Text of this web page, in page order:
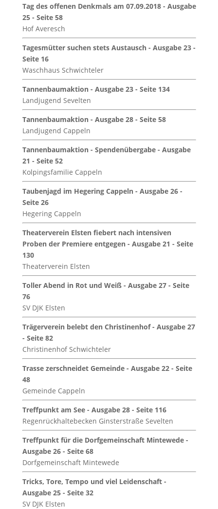
Tag des offenen Denkmals am 07.09.2018 - Ausgabe
25 - Seite 58
Hof Averesch
Tagesmütter suchen stets Austausch - Ausgabe 23 -
Seite 16
Waschhaus Schwichteler
Tannenbaumaktion - Ausgabe 23 - Seite 134
Landjugend Sevelten
Tannenbaumaktion - Ausgabe 28 - Seite 58
Landjugend Cappeln
Tannenbaumaktion - Spendenübergabe - Ausgabe
21 - Seite 52
Kolpingsfamilie Cappeln
Taubenjagd im Hegering Cappeln - Ausgabe 26 -
Seite 26
Hegering Cappeln
Theaterverein Elsten fiebert nach intensiven
Proben der Premiere entgegen - Ausgabe 21 - Seite
130
Theaterverein Elsten
Toller Abend in Rot und Weiß - Ausgabe 27 - Seite
76
SV DJK Elsten
Trägerverein belebt den Christinenhof - Ausgabe 27
- Seite 82
Christinenhof Schwichteler
Trasse zerschneidet Gemeinde - Ausgabe 22 - Seite
48
Gemeinde Cappeln
Treffpunkt am See - Ausgabe 28 - Seite 116
Regenrückhaltebecken Ginsterstraße Sevelten
Treffpunkt für die Dorfgemeinschaft Mintewede -
Ausgabe 26 - Seite 68
Dorfgemeinschaft Mintewede
Tricks, Tore, Tempo und viel Leidenschaft -
Ausgabe 25 - Seite 32
SV DJK Elsten